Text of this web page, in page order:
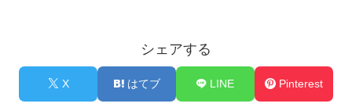
シェアする
X はてブ LINE Pinterest